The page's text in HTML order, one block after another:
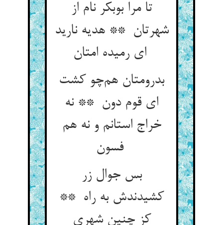
تا مرا بوبکر نام از
شهرتان ** هدیه نارید
ای رمیده امتان
بدرومتان هم‌چو کشت
ای قوم دون ** نه
خراج استانم و نه هم
فسون
بس جوال زر
کشیدندش به راه **
کز چنین شهری